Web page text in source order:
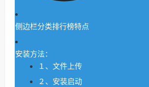
侧边栏分类排行榜特点
安装方法：
１、文件上传
２、安装启动